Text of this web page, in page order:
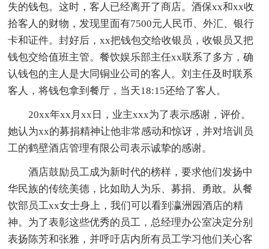
失的钱包。这时，客人已经离开了商店。酒保xx和xx收
拾客人的财物，发现里面有7500元人民币、外汇、银行
卡和证件。封好后，xx把钱包交给收银员，收银员又把
钱包交给值班主管。餐饮娱乐部主任xx联系了多方，确
认钱包的主人是大同铜业公司的客人。刘主任及时联系
客人，将钱包拿到餐厅，当天18:15还给了客人。
20xx年xx月xx日，业主xxx为了表示感谢，评价。
她认为xx的募捐精神让他非常感动和惊讶，并对培训员
工的鹤壁酒店管理有限公司表示诚挚的感谢。
酒店鼓励员工成为新时代的榜样，要求他们发扬中
华民族的传统美德，比如助人为乐、募捐、勇敢。从餐
饮部员工xx女士身上，我们可以看到瀛洲园酒店的精
神。为了表彰这些优秀的员工，总经理办公室决定分别
表扬陈芳和张雅，并呼吁店内所有员工学习他们关心客